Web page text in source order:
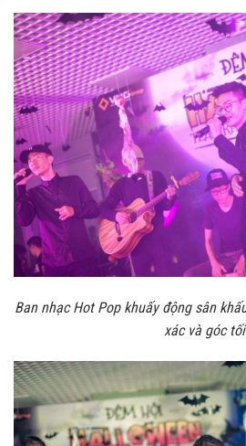
Ban nhạc Hot Pop khuấy động sân
xác và góc tối